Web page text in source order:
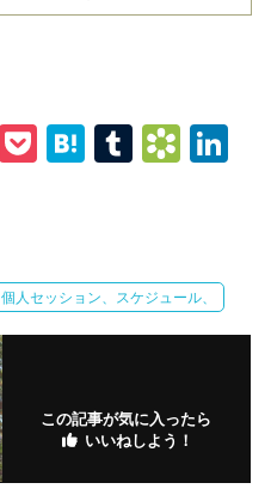
G
P
H
a
T
r
B
m
ar
.fr
n
個人セッション、スケジュール、
この記事が気に入ったら
いいねしよう！